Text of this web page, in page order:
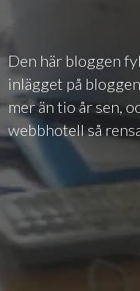
Den här bloggen
inlägget på
mer än tio år sen,
webbhotell så